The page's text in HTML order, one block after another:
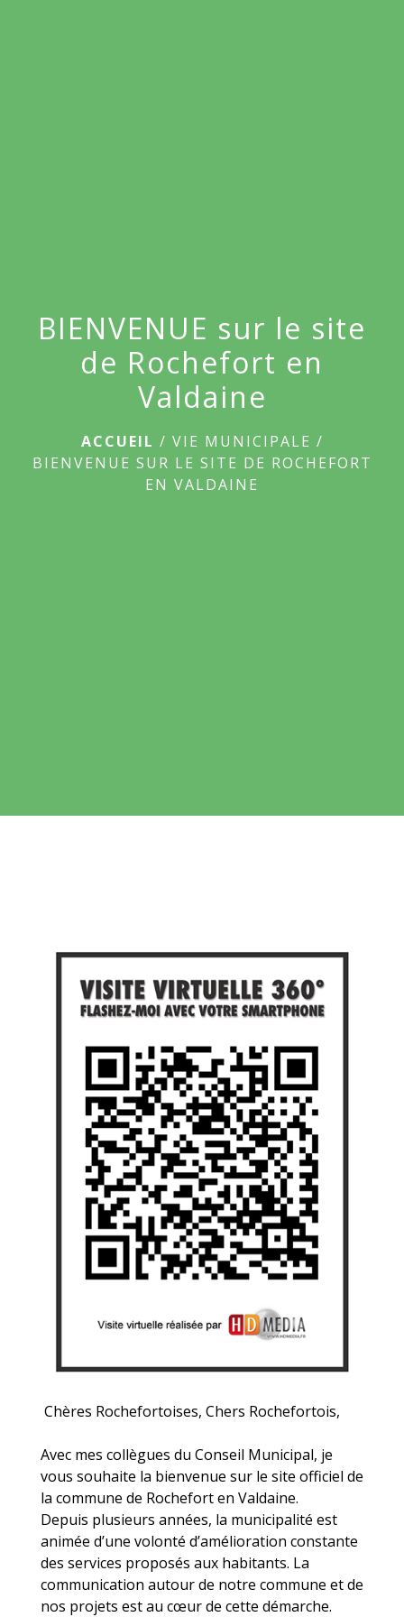
BIENVENUE sur le site
de Rochefort en
Valdaine
ACCUEIL / VIE MUNICIPALE /
BIENVENUE SUR LE SITE DE ROCHEFORT
EN VALDAINE
Chères Rochefortoises, Chers Rochefortois,
Avec mes collègues du Conseil Municipal, je
vous souhaite la bienvenue sur le site officiel de
la commune de Rochefort en Valdaine.
Depuis plusieurs années, la municipalité est
animée d’une volonté d’amélioration constante
des services proposés aux habitants. La
communication autour de notre commune et de
nos projets est au cœur de cette démarche.